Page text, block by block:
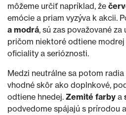
môžeme určiť napríklad, že
emócie a priam vyzýva k akcii.
a modrá, sú zas považované
pričom niektoré odtiene
oficiality a serióznosti.
Medzi neutrálne sa potom radia
vhodné skôr ako doplnkové,
odtiene hnedej. Zemité farby a
podvedome spájajú s prírodou